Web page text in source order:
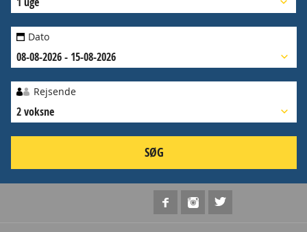
Dato
08-08-2026 - 15-08-2026
Rejsende
2 voksne
SØG